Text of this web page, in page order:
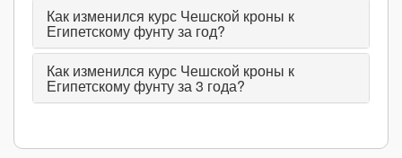
Как изменился курс Чешской кроны к
Египетскому фунту за год?
Как изменился курс Чешской кроны к
Египетскому фунту за 3 года?